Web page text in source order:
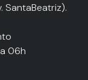
SantaBeatriz).
06h